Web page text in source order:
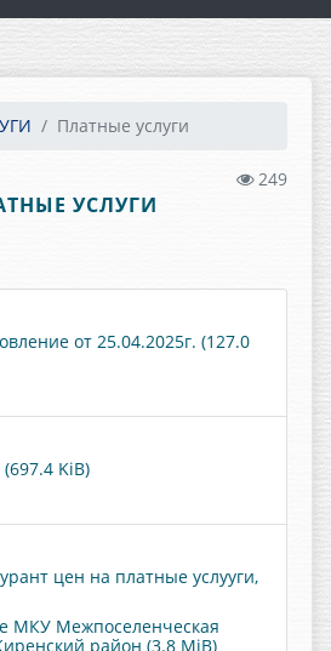
Платные услуги
249
УСЛУГИ
от 25.04.2025г. (127.0
KiB)
цен на платные услууги,
МКУ Межпоселенческая
район (3.8 MiB)